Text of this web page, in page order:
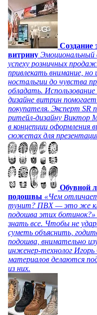
Создание
витрину Эмоциональный
успеху розничных
привлекать внимание,
ностальгии до чувства
обладать. Использование
дизайне витрин
покупателя. Эксперт SR
ритейл-дизайну Виктор
в концепции оформления
сюжетах для
Обувной
подошвы «Чем
тунит? ПВХ — это же
подошва этих
знать все. Чтобы не
суметь объяснить,
подошва, внимательно
инженер-технолог Игорь
материалов делаются
из них.